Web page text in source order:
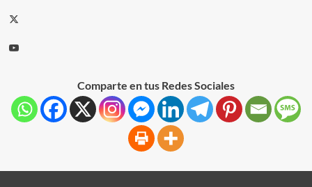
Comparte en tus Redes Sociales